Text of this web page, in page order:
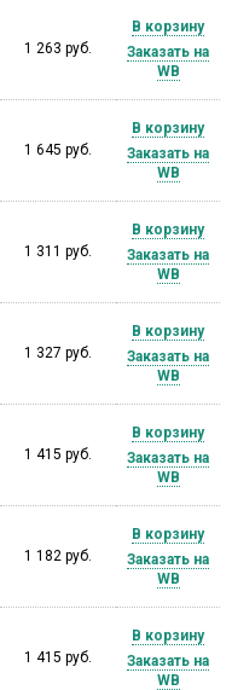
1 263 руб.
В корзину
Заказать на
WB
1 645 руб.
В корзину
Заказать на
WB
1 311 руб.
В корзину
Заказать на
WB
1 327 руб.
В корзину
Заказать на
WB
1 415 руб.
В корзину
Заказать на
WB
1 182 руб.
В корзину
Заказать на
WB
1 415 руб.
В корзину
Заказать на
WB